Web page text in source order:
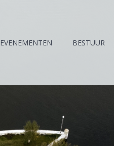
EVENEMENTEN BESTUUR